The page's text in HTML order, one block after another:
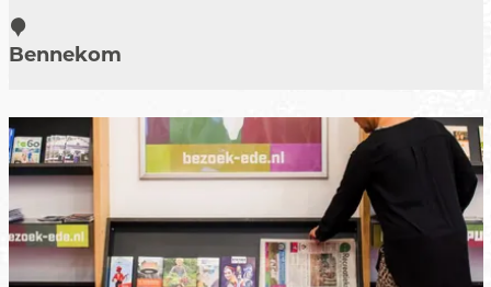
V
V
n
f
o
r
m
a
Bennekom